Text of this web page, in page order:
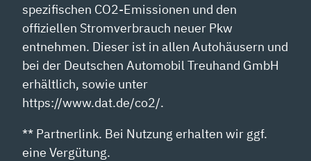
spezifischen CO2-Emissionen und den
offiziellen Stromverbrauch neuer Pkw
entnehmen. Dieser ist in allen Autohäusern und
bei der Deutschen Automobil Treuhand GmbH
erhältlich, sowie unter
https://www.dat.de/co2/.
** Partnerlink. Bei Nutzung erhalten wir ggf.
eine Vergütung.